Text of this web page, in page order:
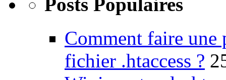
Posts Populaires
Comment faire une
fichier .htaccess ?